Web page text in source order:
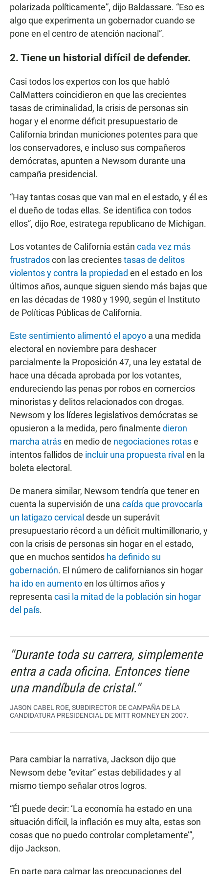
polarizada políticamente”, dijo Baldassare. “Eso es
algo que experimenta un gobernador cuando se
pone en el centro de atención nacional”.
2. Tiene un historial difícil de defender.
Casi todos los expertos con los que habló
CalMatters coincidieron en que las crecientes
tasas de criminalidad, la crisis de personas sin
hogar y el enorme déficit presupuestario de
California brindan municiones potentes para que
los conservadores, e incluso sus compañeros
demócratas, apunten a Newsom durante una
campaña presidencial.
“Hay tantas cosas que van mal en el estado, y él es
el dueño de todas ellas. Se identifica con todos
ellos”, dijo Roe, estratega republicano de Michigan.
Los votantes de California están cada vez más
frustradoscon las crecientestasas de delitos
violentos y contra la propiedad en el estado en los
últimos años, aunque siguen siendo más bajas que
en las décadas de 1980 y 1990, según el Instituto
de Políticas Públicas de California.
Este sentimiento alimentó el apoyo a una medida
electoral en noviembre para deshacer
parcialmente la Proposición 47, una ley estatal de
hace una década aprobada por los votantes,
endureciendo las penas por robos en comercios
minoristas y delitos relacionados con drogas.
Newsom y los líderes legislativos demócratas se
opusieron a la medida, pero finalmente dieron
marcha atrásen medio de negociaciones rotase
intentos fallidos de incluir una propuesta rival en la
boleta electoral.
De manera similar, Newsom tendría que tener en
cuenta la supervisión de una caída que provocaría
un latigazo cervical desde un superávit
presupuestario récord a un déficit multimillonario, y
con la crisis de personas sin hogar en el estado,
que en muchos sentidos ha definido su
gobernación. El número de californianos sin hogar
ha ido en aumentoen los últimos años y
representa casi la mitad de la población sin hogar
del país.
''Durante toda su carrera, simplemente
entra a cada oficina. Entonces tiene
una mandíbula de cristal.''
JASON CABEL ROE, SUBDIRECTOR DE CAMPAÑA DE LA
CANDIDATURA PRESIDENCIAL DE MITT ROMNEY EN 2007.
Para cambiar la narrativa, Jackson dijo que
Newsom debe “evitar” estas debilidades y al
mismo tiempo señalar otros logros.
“Él puede decir: ‘La economía ha estado en una
situación difícil, la inflación es muy alta, estas son
cosas que no puedo controlar completamente’”,
dijo Jackson.
En parte para calmar las preocupaciones del